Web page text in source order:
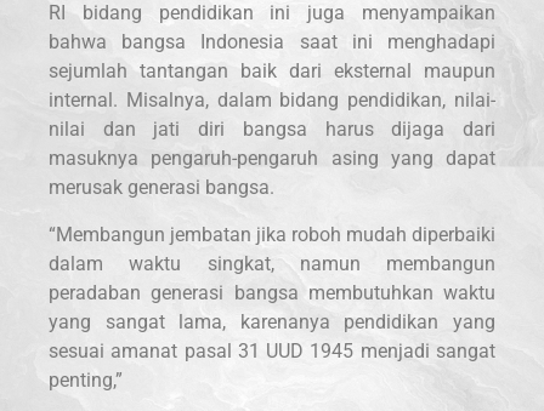
RI bidang pendidikan ini juga menyampaikan
bahwa bangsa Indonesia saat ini menghadapi
sejumlah tantangan baik dari eksternal maupun
internal. Misalnya, dalam bidang pendidikan, nilai-
nilai dan jati diri bangsa harus dijaga dari
masuknya pengaruh-pengaruh asing yang dapat
merusak generasi bangsa.
“Membangun jembatan jika roboh mudah diperbaiki
dalam waktu singkat, namun membangun
peradaban generasi bangsa membutuhkan waktu
yang sangat lama, karenanya pendidikan yang
sesuai amanat pasal 31 UUD 1945 menjadi sangat
penting,”